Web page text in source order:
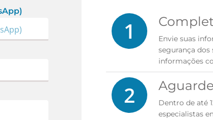
1
Envie suas
segurança dos
informações
2
Dentro de até
especialistas